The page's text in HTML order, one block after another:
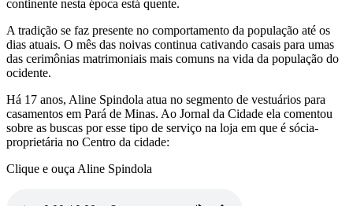
continente nesta época está quente.
A tradição se faz presente no comportamento da população até os
dias atuais. O mês das noivas continua cativando casais para umas
das cerimônias matrimoniais mais comuns na vida da população do
ocidente.
Há 17 anos, Aline Spindola atua no segmento de vestuários para
casamentos em Pará de Minas. Ao Jornal da Cidade ela comentou
sobre as buscas por esse tipo de serviço na loja em que é sócia-
proprietária no Centro da cidade:
Clique e ouça Aline Spindola